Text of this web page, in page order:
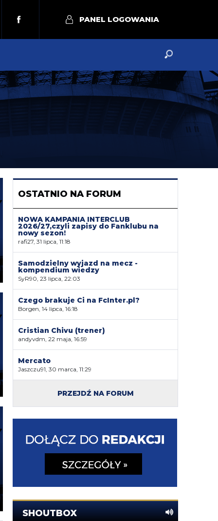
PANEL LOGOWANIA
OSTATNIO NA FORUM
NOWA KAMPANIA INTERCLUB
2026/27,czyli zapisy do Fanklubu na
nowy sezon!
rafi27, 31 lipca, 11:18
Samodzielny wyjazd na mecz -
kompendium wiedzy
SyR90, 23 lipca, 22:03
Czego brakuje Ci na FcInter.pl?
Borgen, 14 lipca, 16:18
Cristian Chivu (trener)
andyvdm, 22 maja, 16:59
Mercato
Jaszczu91, 30 marca, 11:29
PRZEJDŹ NA FORUM
SHOUTBOX